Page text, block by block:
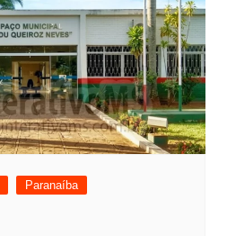
Paranaíba